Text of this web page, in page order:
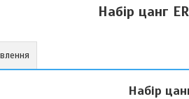
Набір цанг
Набір